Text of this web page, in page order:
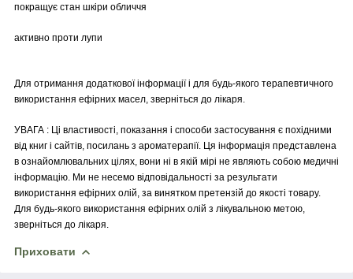
покращує стан шкіри обличчя
активно проти лупи
Для отримання додаткової інформації і для будь-якого терапевтичного
використання ефірних масел, зверніться до лікаря.
УВАГА : Ці властивості, показання і способи застосування є похідними
від книг і сайтів, посилань з ароматерапії. Ця інформація представлена
в ознайомлювальних цілях, вони ні в якій мірі не являють собою медичні
інформацію. Ми не несемо відповідальності за результати
використання ефірних олій, за винятком претензій до якості товару.
Для будь-якого використання ефірних олій з лікувальною метою,
зверніться до лікаря.
Приховати